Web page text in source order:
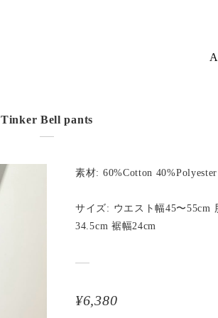
Tinker Bell pants
素材: 60%Cotton 40%Polyester
サイズ: ウエスト幅45〜55cm
34.5cm 裾幅24cm
¥6,380